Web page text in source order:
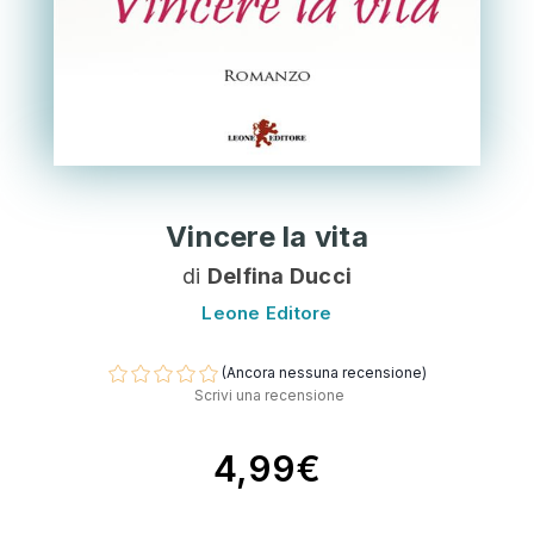
Vincere la vita
di Delfina Ducci
Leone Editore
(Ancora nessuna recensione)
Scrivi una recensione
4,99€